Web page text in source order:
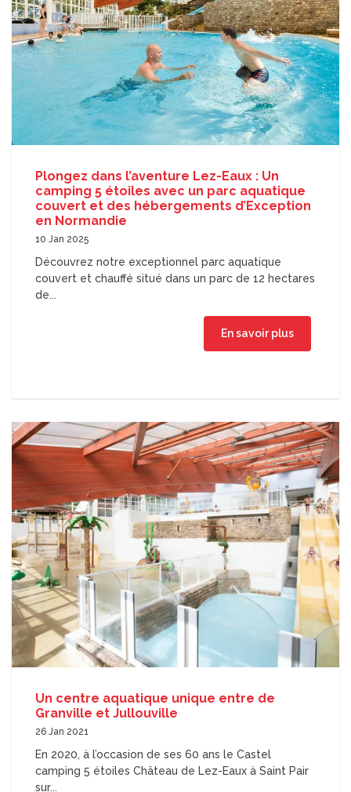
Plongez dans l’aventure Lez-Eaux : Un
camping 5 étoiles avec un parc aquatique
couvert et des hébergements d’Exception
en Normandie
10 Jan 2025
Découvrez notre exceptionnel parc aquatique
couvert et chauffé situé dans un parc de 12 hectares
de...
En savoir plus
Un centre aquatique unique entre de
Granville et Jullouville
26 Jan 2021
En 2020, à l’occasion de ses 60 ans le Castel
camping 5 étoiles Château de Lez-Eaux à Saint Pair
sur...